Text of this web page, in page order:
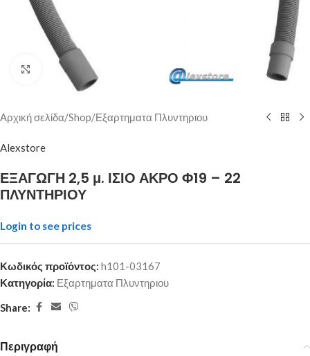
Click to enlarge
Αρχική σελίδα/Shop/Εξαρτηματα Πλυντηριου
Alexstore
ΕΞΑΓΩΓΗ 2,5 μ. ΙΣΙΟ ΑΚΡΟ Φ19 – 22
ΠΛΥΝΤΗΡΙΟΥ
Login to see prices
Κωδικός προϊόντος: h101-03167
Κατηγορία: Εξαρτηματα Πλυντηριου
Share:
Περιγραφή